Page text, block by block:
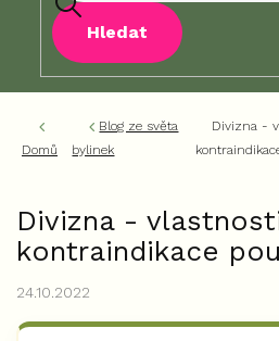
Hledat
Domů
Blog ze světa
bylinek
Divizna -
Divizna -
kontraindikace
24.10.2022